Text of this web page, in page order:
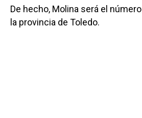
De hecho, Molina será el
la provincia de Toledo.